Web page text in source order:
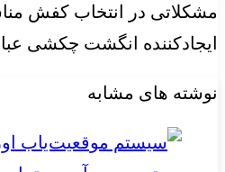
مشکلاتی در انتخاب کفش
ایجادکننده انگشت چکشی
نوشته های مشابه